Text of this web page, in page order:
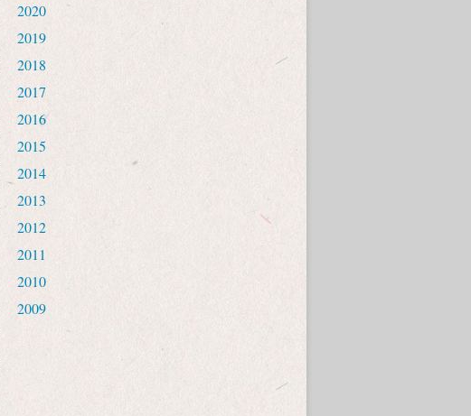
2020
2019
2018
2017
2016
2015
2014
2013
2012
2011
2010
2009